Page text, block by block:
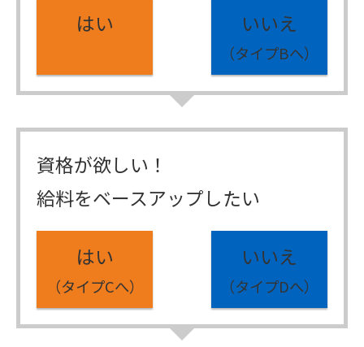
はい いいえ
（タイプBへ）
資格が欲しい！
給料をベースアップしたい
はい
（タイプCへ）
いいえ
（タイプDへ）